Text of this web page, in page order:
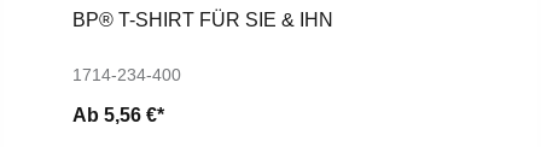
BP® T-SHIRT FÜR SIE & IHN
1714-234-400
Ab 5,56 €*